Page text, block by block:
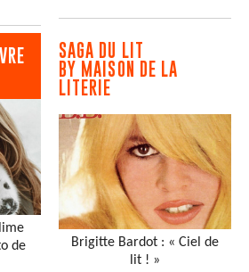
de
SAGA DU LIT
BY MAISON DE LA
LITERIE
Brigitte Bardot : « Ciel de
lit ! »